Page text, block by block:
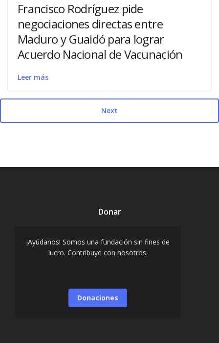
Francisco Rodríguez pide
negociaciones directas entre
Maduro y Guaidó para lograr
Acuerdo Nacional de Vacunación
Leer más
Next
Donar
¡Ayúdanos! Somos una fundación sin fines de
lucro. Contribuye con nosotros.
Donaciones